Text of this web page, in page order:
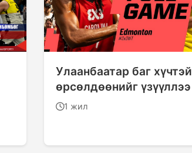
Улаанбаатар баг хүчтэй
өрсөлдөөнийг үзүүллээ
1 жил